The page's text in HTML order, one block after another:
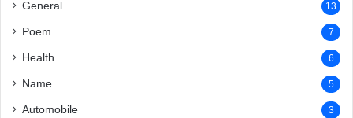
General 13
Poem 7
Health 6
Name 5
Automobile 3